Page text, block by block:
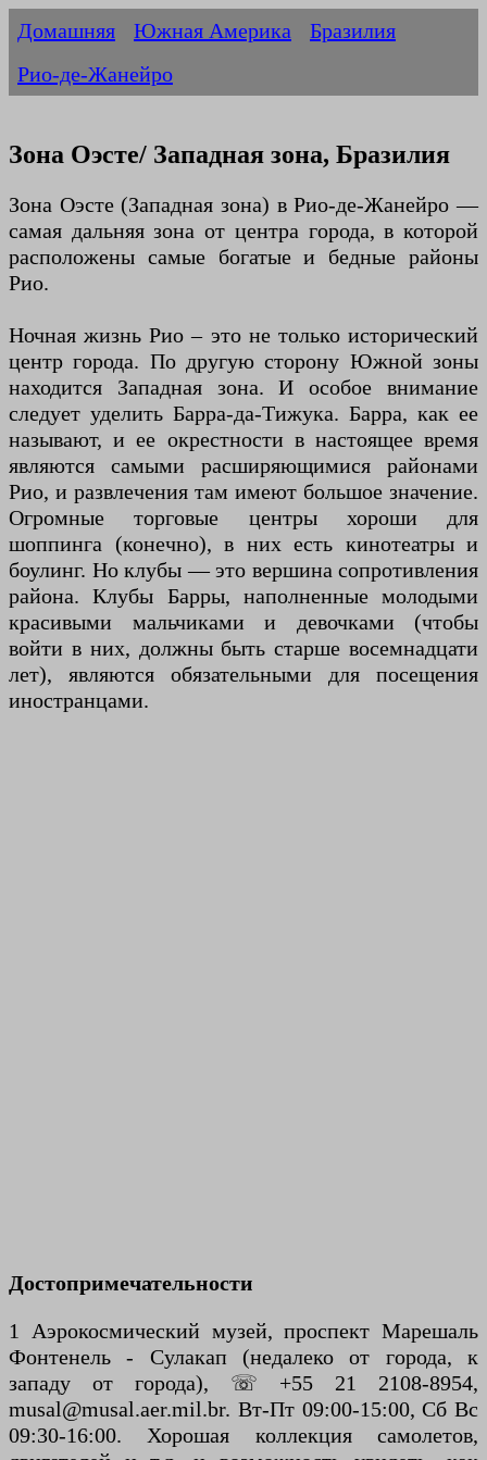
Домашняя Южная Америка
Бразилия
Рио-де-Жанейро
Зона Оэсте/ Западная зона, Бразилия
Зона Оэсте (Западная зона) в Рио-де-Жанейро —
самая дальняя зона от центра города, в которой
расположены самые богатые и бедные районы
Рио.
Ночная жизнь Рио – это не только исторический
центр города. По другую сторону Южной зоны
находится Западная зона. И особое внимание
следует уделить Барра-да-Тижука. Барра, как ее
называют, и ее окрестности в настоящее время
являются самыми расширяющимися районами
Рио, и развлечения там имеют большое значение.
Огромные торговые центры хороши для
шоппинга (конечно), в них есть кинотеатры и
боулинг. Но клубы — это вершина сопротивления
района. Клубы Барры, наполненные молодыми
красивыми мальчиками и девочками (чтобы
войти в них, должны быть старше восемнадцати
лет), являются обязательными для посещения
иностранцами.
Достопримечательности
1 Аэрокосмический музей, проспект Марешаль
Фонтенель - Сулакап (недалеко от города, к
западу от города), ☏ +55 21 2108-8954,
musal@musal.aer.mil.br. Вт-Пт 09:00-15:00, Сб Вс
09:30-16:00. Хорошая коллекция самолетов,